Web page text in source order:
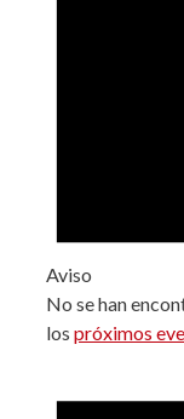
Aviso
No se han
los próximos